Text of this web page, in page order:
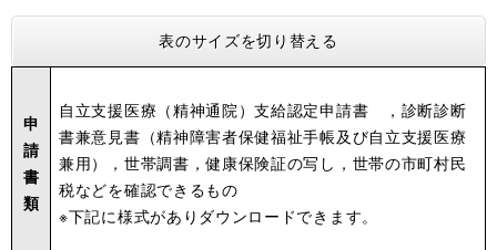
表のサイズを切り替える
申
請
書
類
自立支援医療（精神通院）支給認定申請書 ，診断診断
書兼意見書（精神障害者保健福祉手帳及び自立支援医療
兼用），世帯調書，健康保険証の写し，世帯の市町村民
税などを確認できるもの
※下記に様式がありダウンロードできます。